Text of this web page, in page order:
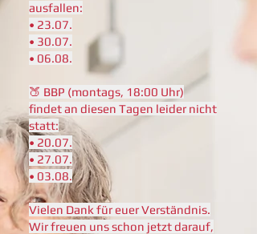
ausfallen:
• 23.07.
• 30.07.
• 06.08.
🍑 BBP (montags, 18:00 Uhr)
findet an diesen Tagen leider nicht
statt:
• 20.07.
• 27.07.
• 03.08.
Vielen Dank für euer Verständnis.
Wir freuen uns schon jetzt darauf,